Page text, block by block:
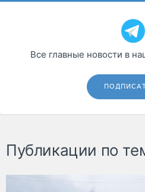
Все главные новости в
Публикации по